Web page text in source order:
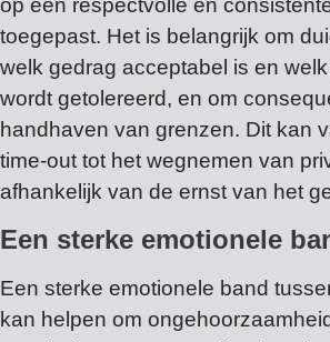
op een respectvolle en
toegepast. Het is belangrijk om
welk gedrag acceptabel is en
wordt getolereerd, en om
handhaven van grenzen. Dit kan
time-out tot het wegnemen van
afhankelijk van de ernst van het
Een sterke emotionele
Een sterke emotionele band
kan helpen om